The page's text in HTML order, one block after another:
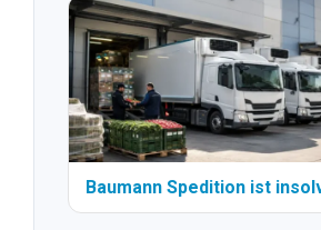
Baumann Spedition ist